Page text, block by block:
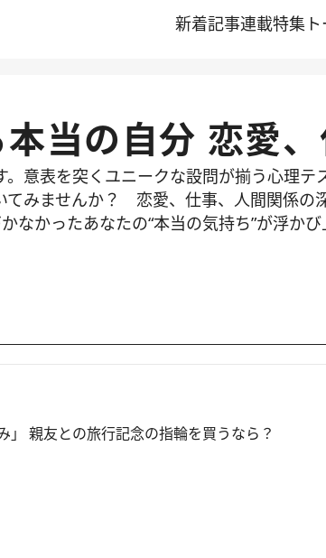
新着記事連載特集
本当の自分 恋愛
意表を突くユニークな設問が揃う心理テ
てみませんか？ 恋愛、仕事、人間関係の
なかったあなたの“本当の気持ち”が浮かび
」 親友との旅行記念の指輪を買うなら？